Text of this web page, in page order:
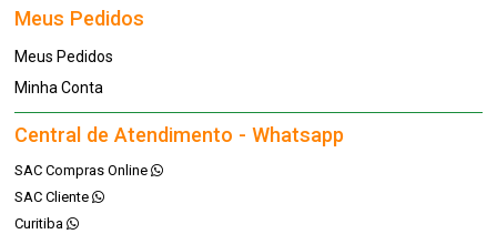
Meus Pedidos
Meus Pedidos
Minha Conta
Central de Atendimento - Whatsapp
SAC Compras Online
SAC Cliente
Curitiba